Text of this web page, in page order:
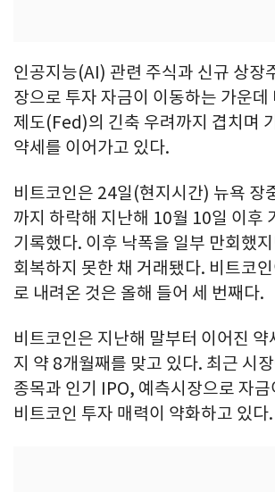
인공지능(AI) 관련 주식과 신규 상장
장으로 투자 자금이 이동하는 가운데
제도(Fed)의 긴축 우려까지 겹치며
약세를 이어가고 있다.
비트코인은 24일(현지시간) 뉴욕 장
까지 하락해 지난해 10월 10일 이후
기록했다. 이후 낙폭을 일부 만회했
회복하지 못한 채 거래됐다. 비트코
로 내려온 것은 올해 들어 세 번째다.
비트코인은 지난해 말부터 이어진
지 약 8개월째를 맞고 있다. 최근 시
종목과 인기 IPO, 예측시장으로 자금
비트코인 투자 매력이 약화하고 있다.